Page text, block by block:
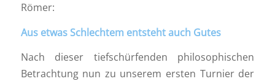
Römer:
Aus etwas Schlechtem entsteht auch Gutes
Nach dieser tiefschürfenden philosophischen
Betrachtung nun zu unserem ersten Turnier der